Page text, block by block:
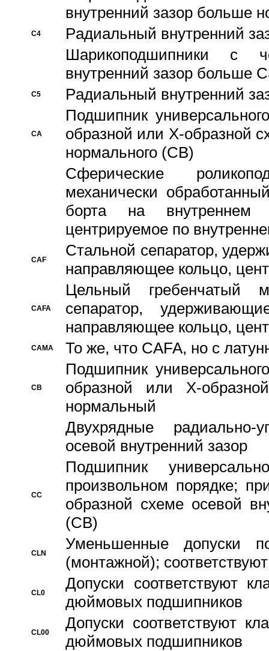
внутренний зазор больше
C4
Pадиальный внутренний
Шарикоподшипники с
внутренний зазор больше
C5 Pадиальный внутренний
CA
Подшипник
образной или Х-образной
нормального (CB)
Сферические
механически
борта на внутреннем
центрируемое по
CAF
Стальной сепаратор,
направляющее кольцо,
CAFA
Цельный гребенчатый
сепаратор,
направляющее кольцо,
CAMA То же, что CAFA, но с
CB
Подшипник
образной или Х-
нормальный
Двухрядные радиально-
осевой внутренний зазор
CC
Подшипник
произвольном порядке;
образной схеме осевой
(CB)
CLN
Уменьшенные
(монтажной);
CL0
Допуски соответствуют
дюймовых подшипников
CL00
Допуски соответствуют
дюймовых подшипников